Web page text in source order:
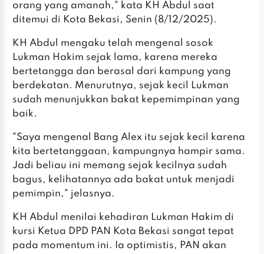
orang yang amanah," kata KH Abdul saat
ditemui di Kota Bekasi, Senin (8/12/2025).
KH Abdul mengaku telah mengenal sosok
Lukman Hakim sejak lama, karena mereka
bertetangga dan berasal dari kampung yang
berdekatan. Menurutnya, sejak kecil Lukman
sudah menunjukkan bakat kepemimpinan yang
baik.
"Saya mengenal Bang Alex itu sejak kecil karena
kita bertetanggaan, kampungnya hampir sama.
Jadi beliau ini memang sejak kecilnya sudah
bagus, kelihatannya ada bakat untuk menjadi
pemimpin," jelasnya.
KH Abdul menilai kehadiran Lukman Hakim di
kursi Ketua DPD PAN Kota Bekasi sangat tepat
pada momentum ini. Ia optimistis, PAN akan